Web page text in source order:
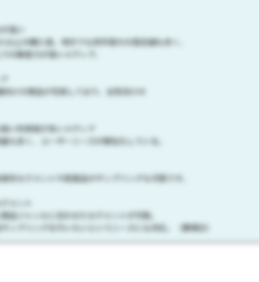
高い
上の購入者。地方でも郊外型の大型店舗も多く、
の集客力が高いメディア。
けの商品が充実しており、女性向けの
い利用者が多いメディア
も多く、ユーザーニーズが顕在化している。
別セグメントや医薬品のサンプリングも可能です。
メント
品ジャンルに合わせたセグメントが可能。
ンプリングを行いたいというニーズにも対応。（要検討）